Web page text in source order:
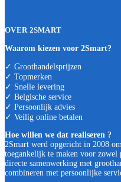
OVER 2SMART
Waarom kiezen voor 2Smart?
✓ Groothandelsprijzen
✓ Topmerken
✓ Snelle levering
✓ Belgische service
✓ Persoonlijk advies
✓ Veilig online betalen
Hoe willen we dat realiseren ?
2Smart werd opgericht in 2008
toegankelijk te maken voor zowel
directe samenwerking met
combineren met persoonlijke